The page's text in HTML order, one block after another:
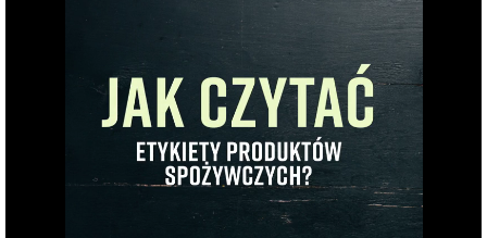
Pozostałe (64%)
18.2%